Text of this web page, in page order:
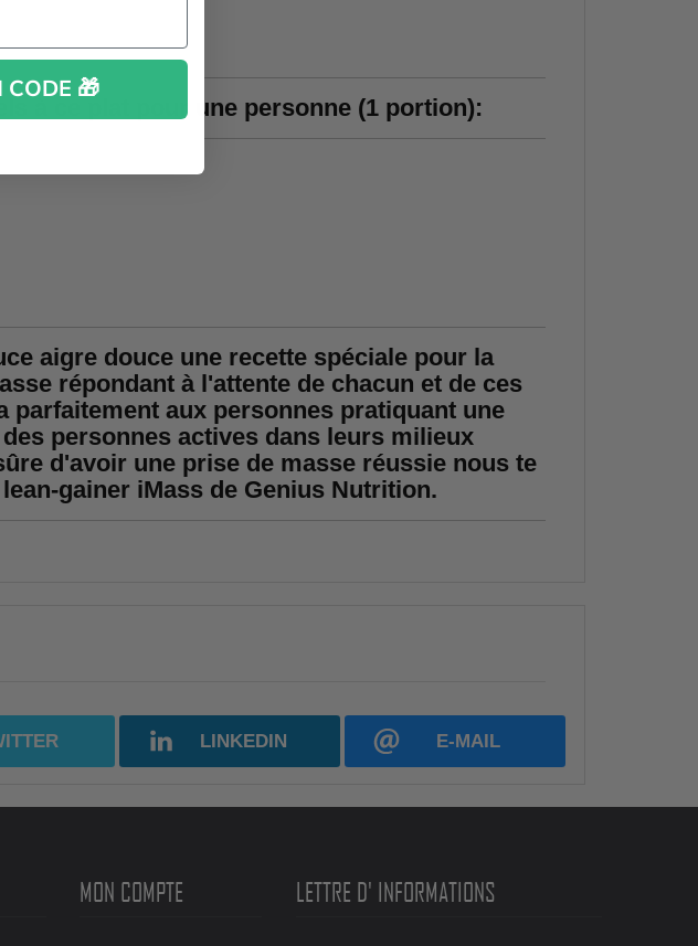
à ce plat pour une personne (1 portion):
aigre douce une recette spéciale pour la
répondant à l'attente de chacun et de ces
parfaitement aux personnes pratiquant une
personnes actives dans leurs milieux
d'avoir une prise de masse réussie nous te
gainer iMass de Genius Nutrition.
LINKEDIN E-MAIL
MON COMPTE LETTRE D' INFORMATIONS
CODE 🎁